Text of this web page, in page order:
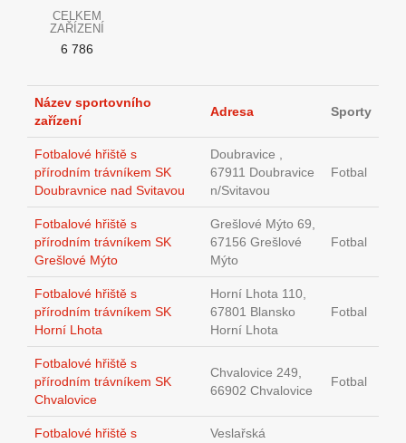
CELKEM
ZAŘÍZENÍ
6 786
Název sportovního
zařízení
Adresa Sporty
Fotbalové hřiště s
přírodním trávníkem SK
Doubravnice nad Svitavou
Doubravice ,
67911 Doubravice
n/Svitavou
Fotbal
Fotbalové hřiště s
přírodním trávníkem SK
Grešlové Mýto
Grešlové Mýto 69,
67156 Grešlové
Mýto
Fotbal
Fotbalové hřiště s
přírodním trávníkem SK
Horní Lhota
Horní Lhota 110,
67801 Blansko
Horní Lhota
Fotbal
Fotbalové hřiště s
přírodním trávníkem SK
Chvalovice
Chvalovice 249,
66902 Chvalovice
Fotbal
Fotbalové hřiště s
Veslařská